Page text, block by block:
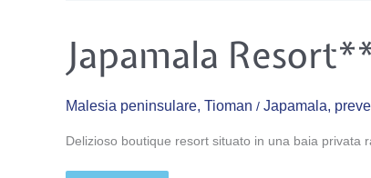
Japamala
Malesia peninsulare, Tioman / Japamala,
Delizioso boutique resort situato in una baia
Resort*****